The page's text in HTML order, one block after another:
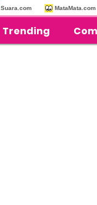
Suara.com MataMata.com
Trending